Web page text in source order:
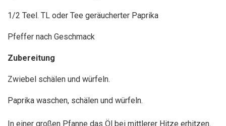
1/2 Teel. TL oder Tee geräucherter Paprika
Pfeffer nach Geschmack
Zubereitung
Zwiebel schälen und würfeln.
Paprika waschen, schälen und würfeln.
In einer großen Pfanne das Öl bei mittlerer Hitze erhitzen.